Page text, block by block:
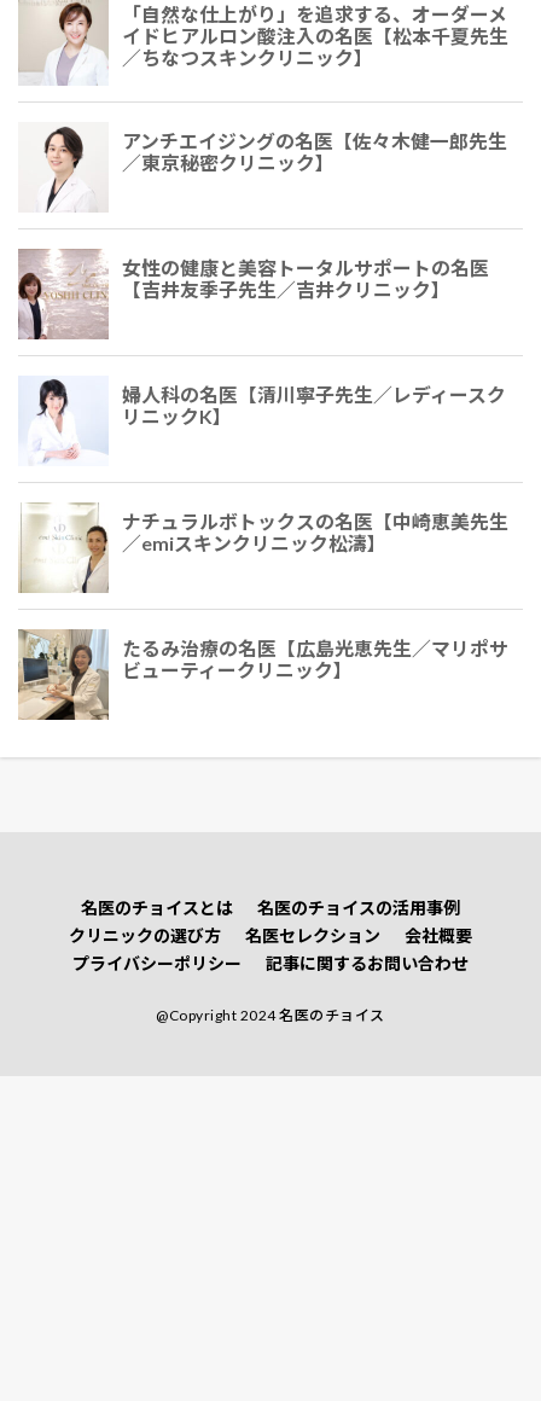
「自然な仕上がり」を追求する、オーダーメ
イドヒアルロン酸注入の名医【松本千夏先生
／ちなつスキンクリニック】
アンチエイジングの名医【佐々木健一郎先生
／東京秘密クリニック】
女性の健康と美容トータルサポートの名医
【吉井友季子先生／吉井クリニック】
婦人科の名医【清川寧子先生／レディースク
リニックK】
ナチュラルボトックスの名医【中崎恵美先生
／emiスキンクリニック松濤】
たるみ治療の名医【広島光恵先生／マリポサ
ビューティークリニック】
名医のチョイスとは
名医のチョイスの活用事例
クリニックの選び方
名医セレクション
会社概要
プライバシーポリシー
記事に関するお問い合わせ
@Copyright 2024 名医のチョイス